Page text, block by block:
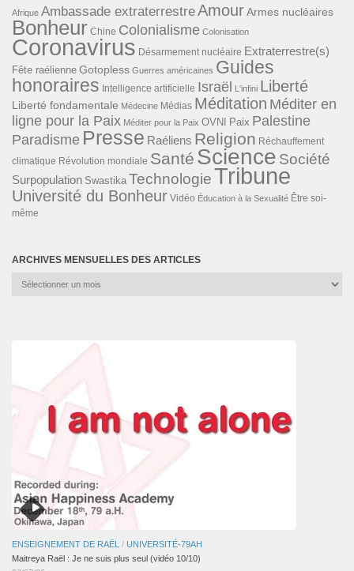
Afrique Ambassade extraterrestreAmourArmes nucléaires
Bonheur Chine Colonialisme Colonisation
Coronavirus Désarmement nucléaire Extraterrestre(s)
Fête raélienne Gotopless Guerres américaines Guides
honoraires Intelligence artificielle Israël L'infini Liberté
Liberté fondamentale Médecine Médias Méditation Méditer en
ligne pour la Paix Méditer pour la Paix OVNI Paix Palestine
Paradisme Presse Raéliens Religion Réchauffement
climatique Révolution mondiale Santé Science Société
Surpopulation Swastika TechnologieTribune
Université du Bonheur Vidéo Éducation à la Sexualité Être soi-
même
ARCHIVES MENSUELLES DES ARTICLES
Archives
ENSEIGNEMENT DE RAËL / UNIVERSITÉ-79AH
Maitreya Raël : Je ne suis plus seul (vidéo 10/10)